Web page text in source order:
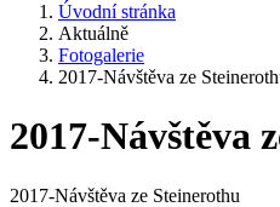
Úvodní stránka
Aktuálně
Fotogalerie
2017-Návštěva ze
2017-Návštěva
2017-Návštěva ze Steinerothu